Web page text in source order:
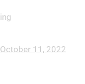
October 11, 2022